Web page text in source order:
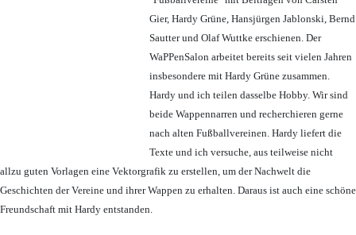
Gier, Hardy Grüne, Hansjürgen Jablonski, Bernd
Sautter und Olaf Wuttke erschienen. Der
WaPPenSalon arbeitet bereits seit vielen Jahren
insbesondere mit Hardy Grüne zusammen.
Hardy und ich teilen dasselbe Hobby. Wir sind
beide Wappennarren und recherchieren gerne
nach alten Fußballvereinen. Hardy liefert die
Texte und ich versuche, aus teilweise nicht
allzu guten Vorlagen eine Vektorgrafik zu erstellen, um der Nachwelt die
Geschichten der Vereine und ihrer Wappen zu erhalten. Daraus ist auch eine schöne
Freundschaft mit Hardy entstanden.